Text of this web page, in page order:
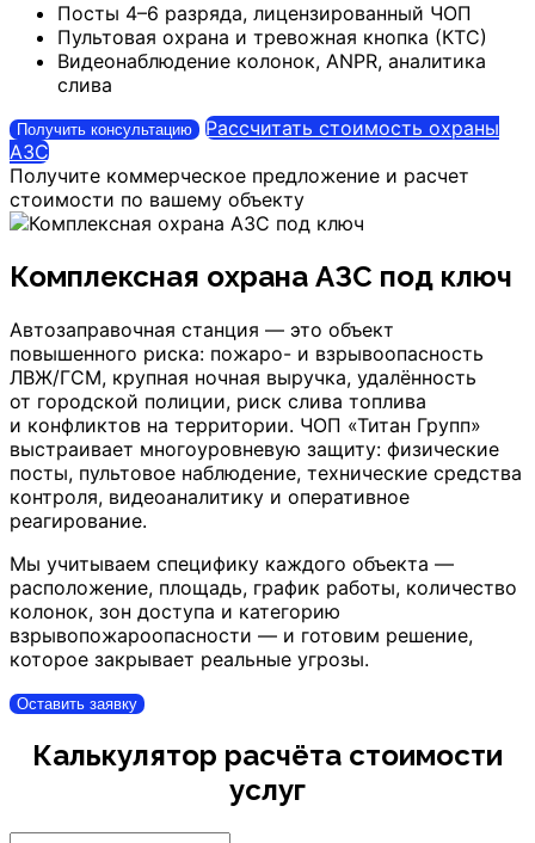
Посты 4–6 разряда, лицензированный ЧОП
Пультовая охрана и тревожная кнопка (КТС)
Видеонаблюдение колонок, ANPR, аналитика
слива
Получить консультацию
Рассчитать стоимость охраны
АЗС
Получите коммерческое предложение и расчет
стоимости по вашему объекту
Комплексная охрана АЗС под ключ
Автозаправочная станция — это объект
повышенного риска: пожаро- и взрывоопасность
ЛВЖ/ГСМ, крупная ночная выручка, удалённость
от городской полиции, риск слива топлива
и конфликтов на территории. ЧОП «Титан Групп»
выстраивает многоуровневую защиту: физические
посты, пультовое наблюдение, технические средства
контроля, видеоаналитику и оперативное
реагирование.
Мы учитываем специфику каждого объекта —
расположение, площадь, график работы, количество
колонок, зон доступа и категорию
взрывопожароопасности — и готовим решение,
которое закрывает реальные угрозы.
Оставить заявку
Калькулятор расчёта стоимости
услуг